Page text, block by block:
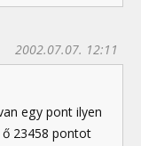
2002.07.07. 12:11
egy pont ilyen
ő 23458 pontot